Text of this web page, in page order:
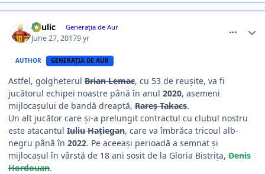
Raulic Generaţia de Aur
June 27, 20179 yr
AUTHOR GENERAŢIA DE AUR
Astfel, golgheterul Brian Lemac, cu 53 de reușite, va fi
jucătorul echipei noastre până în anul 2020, asemeni
mijlocașului de bandă dreaptă, Rareș Takacs.
Un alt jucător care și-a prelungit contractul cu clubul nostru
este atacantul Iuliu Hațiegan, care va îmbrăca tricoul alb-
negru până în 2022. Pe aceeași perioadă a semnat și
mijlocașul în vârstă de 18 ani sosit de la Gloria Bistrița, Denis
Hordouan.